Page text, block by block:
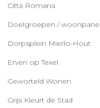
Città Romana
Doelgroepen /
Dorpsplein Mierlo-Hout
Erven op Texel
Geworteld Wonen
Grijs Kleurt de Stad